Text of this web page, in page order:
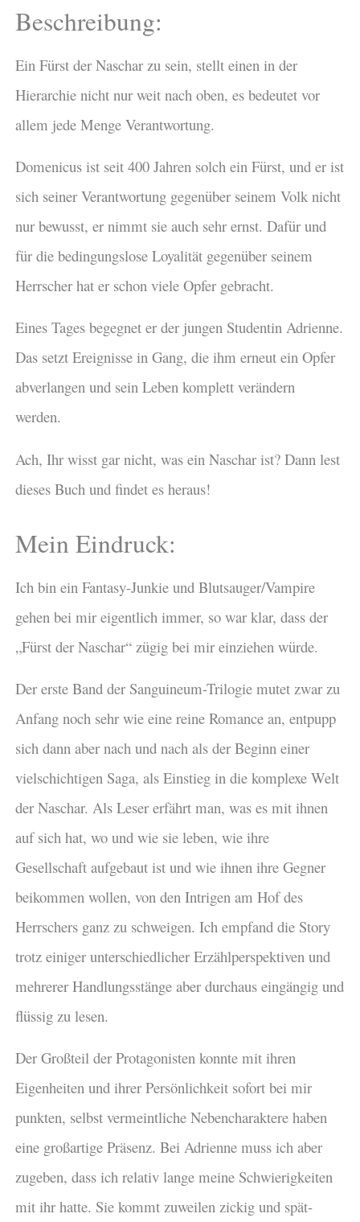
Beschreibung:
Ein Fürst der Naschar zu sein, stellt einen in der
Hierarchie nicht nur weit nach oben, es bedeutet vor
allem jede Menge Verantwortung.
Domenicus ist seit 400 Jahren solch ein Fürst, und er ist
sich seiner Verantwortung gegenüber seinem Volk nicht
nur bewusst, er nimmt sie auch sehr ernst. Dafür und
für die bedingungslose Loyalität gegenüber seinem
Herrscher hat er schon viele Opfer gebracht.
Eines Tages begegnet er der jungen Studentin Adrienne.
Das setzt Ereignisse in Gang, die ihm erneut ein Opfer
abverlangen und sein Leben komplett verändern
werden.
Ach, Ihr wisst gar nicht, was ein Naschar ist? Dann lest
dieses Buch und findet es heraus!
Mein Eindruck:
Ich bin ein Fantasy-Junkie und Blutsauger/Vampire
gehen bei mir eigentlich immer, so war klar, dass der
„Fürst der Naschar“ zügig bei mir einziehen würde.
Der erste Band der Sanguineum-Trilogie mutet zwar zu
Anfang noch sehr wie eine reine Romance an, entpupp
sich dann aber nach und nach als der Beginn einer
vielschichtigen Saga, als Einstieg in die komplexe Welt
der Naschar. Als Leser erfährt man, was es mit ihnen
auf sich hat, wo und wie sie leben, wie ihre
Gesellschaft aufgebaut ist und wie ihnen ihre Gegner
beikommen wollen, von den Intrigen am Hof des
Herrschers ganz zu schweigen. Ich empfand die Story
trotz einiger unterschiedlicher Erzählperspektiven und
mehrerer Handlungsstänge aber durchaus eingängig und
flüssig zu lesen.
Der Großteil der Protagonisten konnte mit ihren
Eigenheiten und ihrer Persönlichkeit sofort bei mir
punkten, selbst vermeintliche Nebencharaktere haben
eine großartige Präsenz. Bei Adrienne muss ich aber
zugeben, dass ich relativ lange meine Schwierigkeiten
mit ihr hatte. Sie kommt zuweilen zickig und spät-